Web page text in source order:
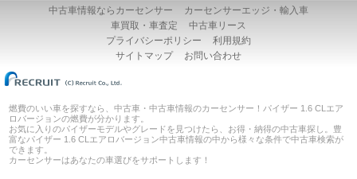
中古車情報ならカーセンサー
カーセンサーエッジ・輸入車
車買取・車査定
中古車リース
プライバシーポリシー
利用規約
サイトマップ
お問い合わせ
燃費のいい車を探すなら、中古車・中古車情報のカーセンサー！パイザー 1.6 CLエア
ロバージョンの燃費が分かります。
お気に入りのパイザーモデルやグレードを見つけたら、お得・納得の中古車探し。豊
富なパイザー 1.6 CLエアロバージョン中古車情報の中から様々な条件で中古車検索が
できます。
カーセンサーはあなたの車選びをサポートします！